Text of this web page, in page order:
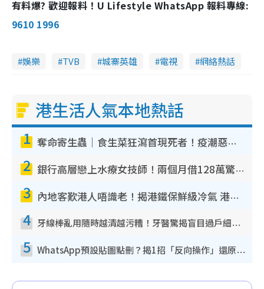
有料爆? 歡迎報料！U Lifestyle WhatsApp 報料專線:
9610 1996
娛樂 TVB 城寨英雄 電視 網絡熱話
港生活人氣本地熱話
1 奪命寄生蟲｜食生菜狂瀉首現死者！疫潮惡化錄1.8萬宗病例 揭洗菜3大謬誤
2 銀行高層戀上水療女技師！兩個月借128萬驚覺「沉船」沉落火海 揭背後疑似邪教操控賣淫
3 內地客歎港人唔識老！揭港鐵保鮮級冷氣 港人求放過：咪投訴
4 牙線棒亂用隨時越清越污糟！牙醫驚揭盲目過戶細菌恐致蛀牙：呢種先係日常真保養
5 WhatsApp預設貼圖點刪？揭1招「反向操作」還原簡潔介面 附3步實測教學